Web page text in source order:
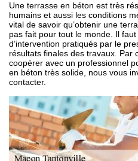
Une terrasse en béton est très
humains et aussi les conditions
vital de savoir qu’obtenir une
pas fait pour tout le monde. Il
d’intervention pratiqués par le
résultats finales des travaux. Par
coopérer avec un professionnel
en béton très solide, nous vous
contacter.